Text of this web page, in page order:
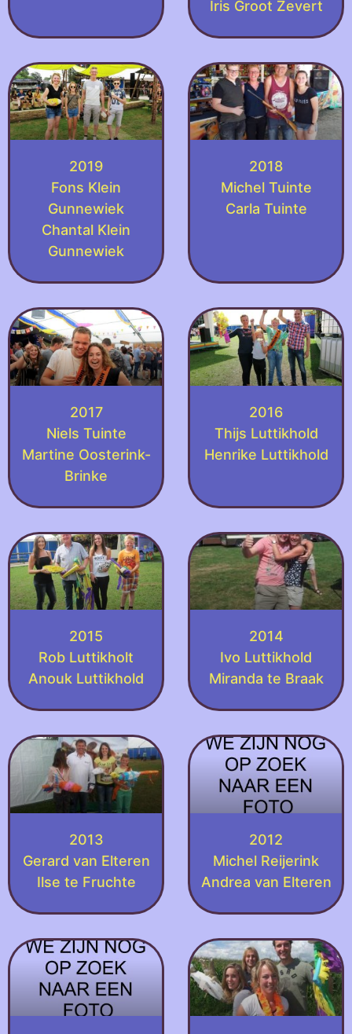
Iris Groot Zevert
2019
Fons Klein
Gunnewiek
Chantal Klein
Gunnewiek
2018
Michel Tuinte
Carla Tuinte
2017
Niels Tuinte
Martine Oosterink-
Brinke
2016
Thijs Luttikhold
Henrike Luttikhold
2015
Rob Luttikholt
Anouk Luttikhold
2014
Ivo Luttikhold
Miranda te Braak
2013
Gerard van Elteren
Ilse te Fruchte
2012
Michel Reijerink
Andrea van Elteren